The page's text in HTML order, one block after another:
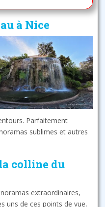
à Nice
Parfaitement
sublimes et autres
colline du
extraordinaires,
uns de ces points de vue,